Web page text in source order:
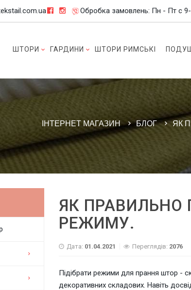
Обробка замовлень: Пн - Пт c
ШТОРИ ГАРДИНИ ШТОРИ РИМСЬКІ
ІНТЕРНЕТ МАГАЗИН БЛОГ ЯК
ЯК ПРАВИЛЬНО
РЕЖИМУ.
Дата: 01.04.2021 Переглядів: 2076
Підібрати режими для прання штор -
декоративних складових. Навіть